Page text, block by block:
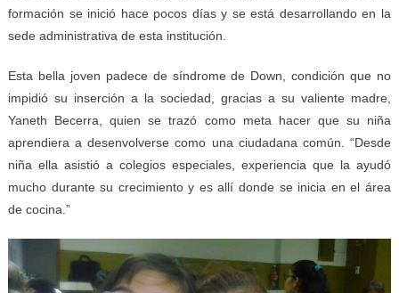
formación se inició hace pocos días y se está desarrollando en la
sede administrativa de esta institución.
Esta bella joven padece de síndrome de Down, condición que no
impidió su inserción a la sociedad, gracias a su valiente madre,
Yaneth Becerra, quien se trazó como meta hacer que su niña
aprendiera a desenvolverse como una ciudadana común. “Desde
niña ella asistió a colegios especiales, experiencia que la ayudó
mucho durante su crecimiento y es allí donde se inicia en el área
de cocina.”